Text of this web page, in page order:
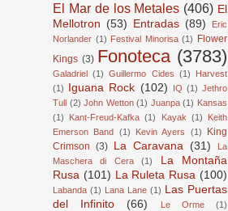
El Mar de los Metales (406) El
Mellotron (53) Entradas (89)
Eric
Norlander (1) Festival Minorisa (1)
Flower
Kings (3) Fonoteca (3783)
Galadriel (1) Guillermo Cides (1)
Harvest
(1)
Iguana Rock (102) IQ (1) Jethro
Tull (2) John Wetton (1) Juanpa (1) Kansas
(1)
Kant-Freud-Kafka (1) Kayak (1)
Keith
Emerson Band (1) Kevin Ayers (1)
King
Crimson (3) La Caravana (31)
La
Maschera di Cera
(1)
La Montaña
Rusa (101) La Ruleta Rusa (100)
Labanda (1) Lana Lane (1) Las Puertas
del Infinito
(66) Le Orme (1)